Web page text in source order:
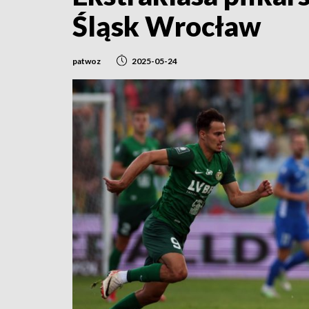
Śląsk Wrocław
patwoz 2025-05-24